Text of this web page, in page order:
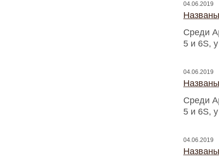
04.06.2019
Среди
5 и 6S,
04.06.2019
Среди
5 и 6S,
04.06.2019